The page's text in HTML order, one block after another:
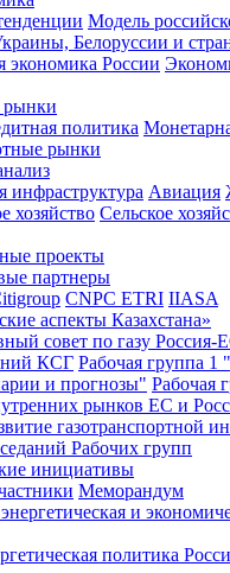
Модель
Белоруссии и
экономика России
политика
рынки
инфраструктура Авиация
хозяйство Сельское
проекты
партнеры
CNPC ETRI IIASA
аспекты Казахстана»
совет по газу Россия-
КСГ Рабочая группа 1
и прогнозы" Рабочая
рынков ЕС и
газотранспортной
Рабочих групп
инициативы
Меморандум
и
политика